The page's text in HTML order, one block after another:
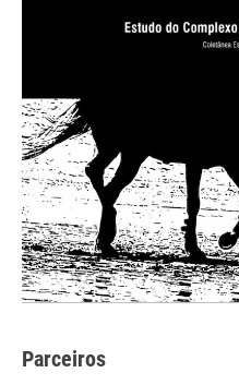
Parceiros